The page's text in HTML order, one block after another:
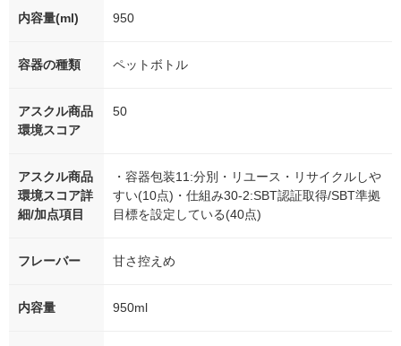
内容量(ml) 950
容器の種類 ペットボトル
アスクル商品
環境スコア
50
アスクル商品
環境スコア詳
細/加点項目
・容器包装11:分別・リユース・リサイクルしや
すい(10点)・仕組み30-2:SBT認証取得/SBT準拠
目標を設定している(40点)
フレーバー 甘さ控えめ
内容量 950ml